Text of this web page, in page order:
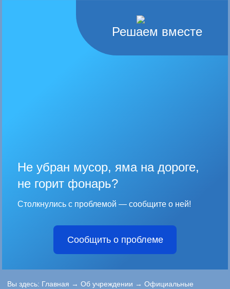
Решаем вместе
Не убран мусор, яма на дороге,
не горит фонарь?
Столкнулись с проблемой — сообщите о ней!
Сообщить о проблеме
Вы здесь: Главная →Об учреждении →Официальные